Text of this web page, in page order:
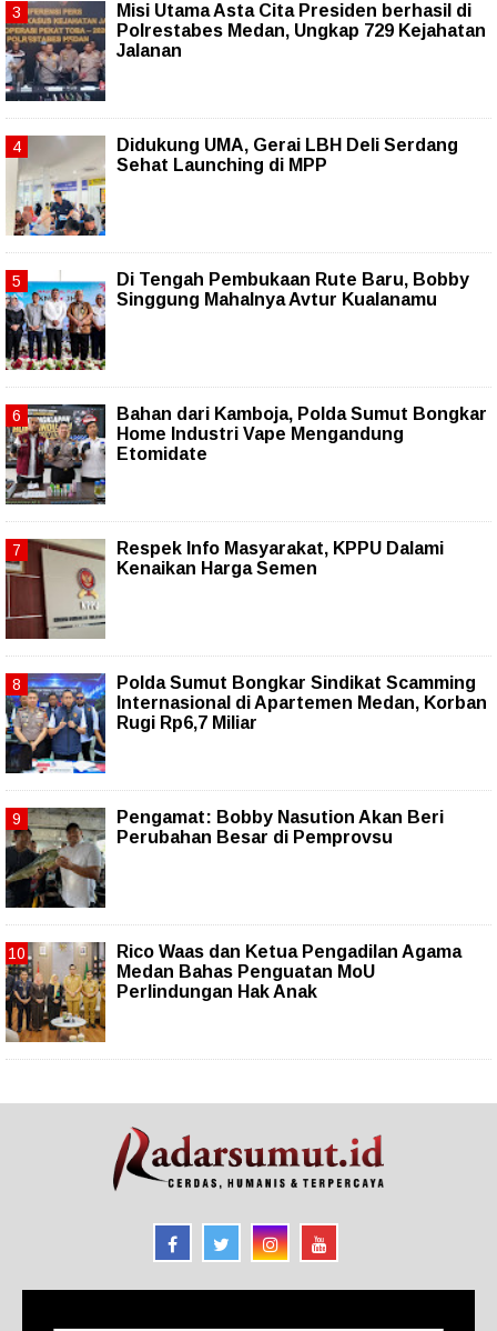
Misi Utama Asta Cita Presiden berhasil di
Polrestabes Medan, Ungkap 729 Kejahatan
Jalanan
Didukung UMA, Gerai LBH Deli Serdang
Sehat Launching di MPP
Di Tengah Pembukaan Rute Baru, Bobby
Singgung Mahalnya Avtur Kualanamu
Bahan dari Kamboja, Polda Sumut Bongkar
Home Industri Vape Mengandung
Etomidate
Respek Info Masyarakat, KPPU Dalami
Kenaikan Harga Semen
Polda Sumut Bongkar Sindikat Scamming
Internasional di Apartemen Medan, Korban
Rugi Rp6,7 Miliar
Pengamat: Bobby Nasution Akan Beri
Perubahan Besar di Pemprovsu
Rico Waas dan Ketua Pengadilan Agama
Medan Bahas Penguatan MoU
Perlindungan Hak Anak